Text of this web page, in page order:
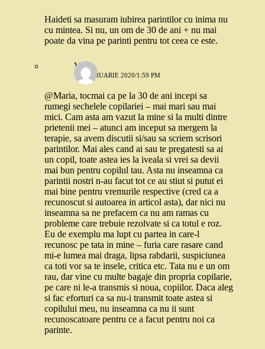
Haideti sa masuram iubirea parintilor cu inima nu
cu mintea. Si nu, un om de 30 de ani + nu mai
poate da vina pe parinti pentru tot ceea ce este.
V.
18 FEBRUARIE 2020/1:59 PM
@Maria, tocmai ca pe la 30 de ani incepi sa
rumegi sechelele copilariei – mai mari sau mai
mici. Cam asta am vazut la mine si la multi dintre
prietenii mei – atunci am inceput sa mergem la
terapie, sa avem discutii si/sau sa scriem scrisori
parintilor. Mai ales cand ai sau te pregatesti sa ai
un copil, toate astea ies la iveala si vrei sa devii
mai bun pentru copilul tau. Asta nu inseamna ca
parintii nostri n-au facut tot ce au stiut si putut ei
mai bine pentru vremurile respective (cred ca a
recunoscut si autoarea in articol asta), dar nici nu
inseamna sa ne prefacem ca nu am ramas cu
probleme care trebuie rezolvate si ca totul e roz.
Eu de exemplu ma lupt cu partea in care-l
recunosc pe tata in mine – furia care rasare cand
mi-e lumea mai draga, lipsa rabdarii, suspiciunea
ca toti vor sa te insele, critica etc. Tata nu e un om
rau, dar vine cu multe bagaje din propria copilarie,
pe care ni le-a transmis si noua, copiilor. Daca aleg
si fac eforturi ca sa nu-i transmit toate astea si
copilului meu, nu inseamna ca nu ii sunt
recunoscatoare pentru ce a facut pentru noi ca
parinte.